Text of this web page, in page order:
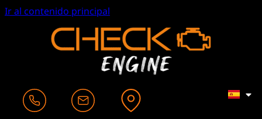
Ir al contenido principal